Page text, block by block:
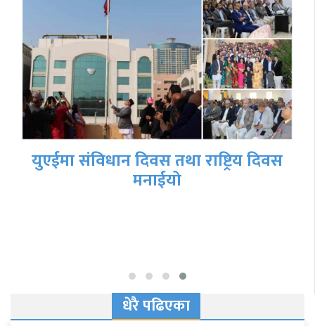
युएईमा संविधान दिवस तथा राष्ट्रिय दिवस
मनाईयो
धेरै पढिएका